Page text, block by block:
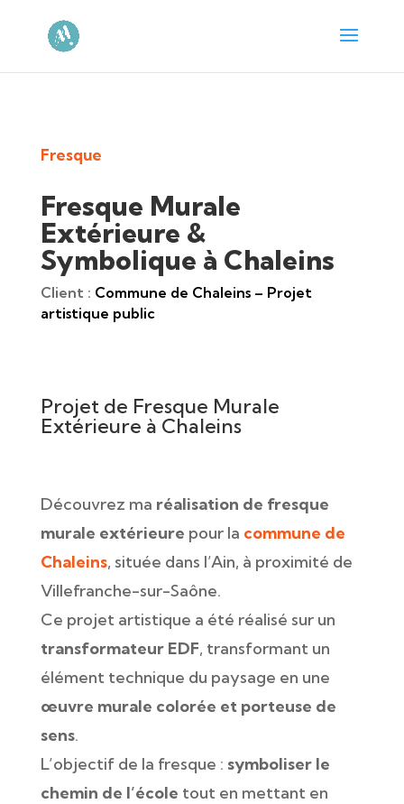
Fresque
Fresque Murale
Extérieure &
Symbolique à Chaleins
Client : Commune de Chaleins – Projet
artistique public
Projet de Fresque Murale
Extérieure à Chaleins
Découvrez ma réalisation de fresque
murale extérieure pour la commune de
Chaleins, située dans l’Ain, à proximité de
Villefranche-sur-Saône.
Ce projet artistique a été réalisé sur un
transformateur EDF, transformant un
élément technique du paysage en une
œuvre murale colorée et porteuse de
sens.
L’objectif de la fresque : symboliser le
chemin de l’école tout en mettant en